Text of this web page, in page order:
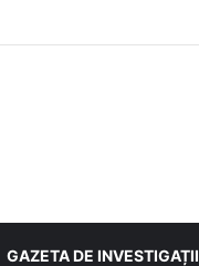
GAZETA DE INVESTIGAȚII